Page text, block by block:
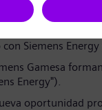
Siemens Energy
Gamesa
Energy").
oportunidad